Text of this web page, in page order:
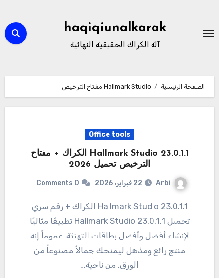
المحتوى
haqiqiunalkarak
آلة الكراك الحقيقية النهائية
الصفحة الرئيسية Hallmark Studio مفتاح الترخيص
Office tools
Hallmark Studio 23.0.1.1 الكراك + مفتاح
الترخيص تحميل 2026
Arbi 22 فبراير، 2026 0 Comments
Hallmark Studio 23.0.1.1 الكراك + رقم سري
تحميل 23.0.1.1 Hallmark Studio تطبيقًا مثاليًا
لإنشاء أفضل وأفضل بطاقات التهنئة. عموماً إنه
منتج رائع ومذهل ليمنحك جمالاً مصنوعاً من
الورق. من ناحية…